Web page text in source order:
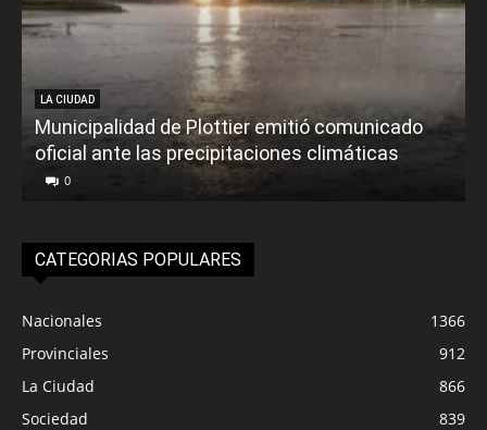
LA CIUDAD
Municipalidad de Plottier emitió comunicado
oficial ante las precipitaciones climáticas
0
CATEGORIAS POPULARES
Nacionales
1366
Provinciales
912
La Ciudad
866
Sociedad
839